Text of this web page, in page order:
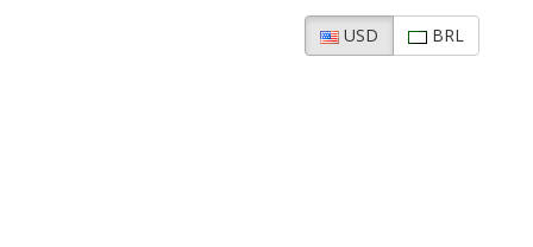
USD BRL